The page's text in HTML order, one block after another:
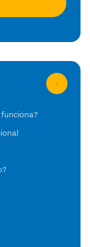
funciona?